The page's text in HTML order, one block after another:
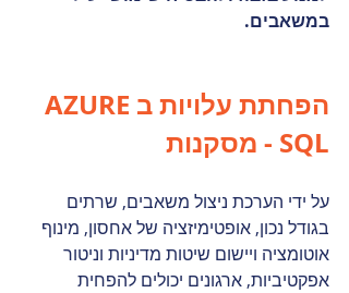
במשאבים.
הפחתת עלויות בAZURE
SQL - מסקנות
על ידי הערכת ניצול משאבים, שרתים
בגודל נכון, אופטימיזציה של אחסון, מינוף
אוטומציה ויישום שיטות מדיניות וניטור
אפקטיביות, ארגונים יכולים להפחית